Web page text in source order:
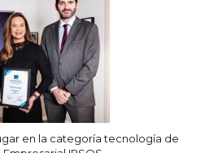
en la categoría tecnología de